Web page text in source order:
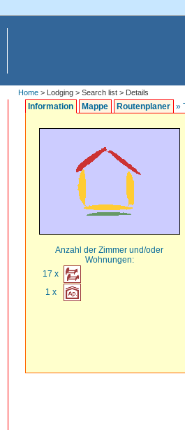
Home > Lodging > Search list > Details
Information Mappe Routenplaner »
Anzahl der Zimmer und/oder
Wohnungen:
17 x
1 x